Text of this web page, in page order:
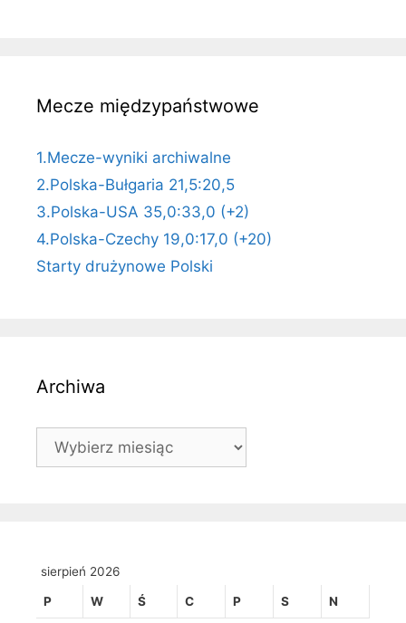
Mecze międzypaństwowe
1.Mecze-wyniki archiwalne
2.Polska-Bułgaria 21,5:20,5
3.Polska-USA 35,0:33,0 (+2)
4.Polska-Czechy 19,0:17,0 (+20)
Starty drużynowe Polski
Archiwa
Archiwa
sierpień 2026
P W Ś C P S N